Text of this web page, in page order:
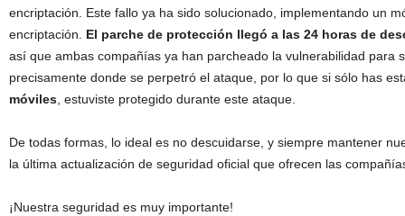
encriptación. Este fallo ya ha sido solucionado, implementando un
encriptación. El parche de protección llegó a las 24 horas de
así que ambas compañías ya han parcheado la vulnerabilidad para
precisamente donde se perpetró el ataque, por lo que si sólo has
móviles , estuviste protegido durante este ataque.
De todas formas, lo ideal es no descuidarse, y siempre mantener
la última actualización de seguridad oficial que ofrecen las
¡Nuestra seguridad es muy importante!